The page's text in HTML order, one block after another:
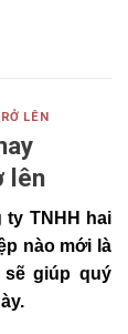
LÊN
lên
ty TNHH hai
nào mới là
giúp quý